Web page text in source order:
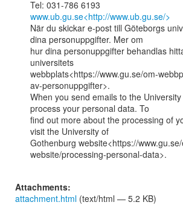
www.ub.gu.se<http://www.ub.gu.se/>
När du skickar e-post till Göteborgs
dina personuppgifter. Mer om
hur dina personuppgifter behandlas
universitets
webbplats<https://www.gu.se/om-
av-personuppgifter>.
When you send emails to the
process your personal data. To
find out more about the processing of
visit the University of
Gothenburg website<https://
website/processing-personal-data>.
Attachments:
attachment.html (text/html — 5.2 KB)